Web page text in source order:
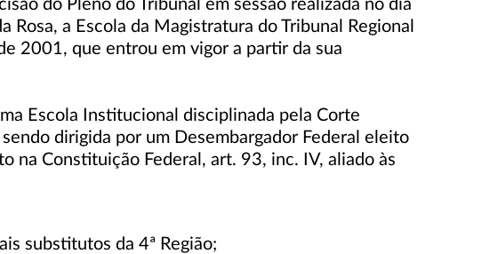
do Pleno do Tribunal em sessão realizada no dia
a Escola da Magistratura do Tribunal Regional
2001, que entrou em vigor a partir da sua
Escola Institucional disciplinada pela Corte
dirigida por um Desembargador Federal eleito
na Constituição Federal, art. 93, inc. IV, aliado às
substitutos da 4ª Região;